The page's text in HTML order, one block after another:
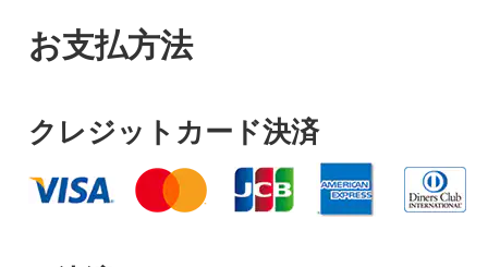
お支払方法
クレジットカード決済